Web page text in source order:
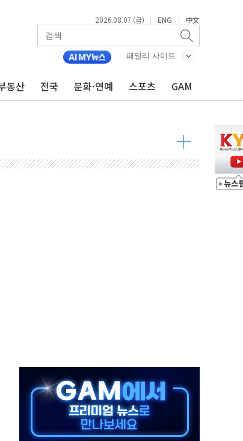
2026.08.07 (금) | ENG | 中文
패밀리 사이트
동산 전국 문화·연예 스포츠 GAM
명피해 없어
가 취득...중국 노선 다변화
규모 2배 확대
제 최대 6000원 할인
'불금전파, 송정'과 상생
…'AI 데이터 기반 메디테크 혁신허브' 구상
제
심정지·5명 부상